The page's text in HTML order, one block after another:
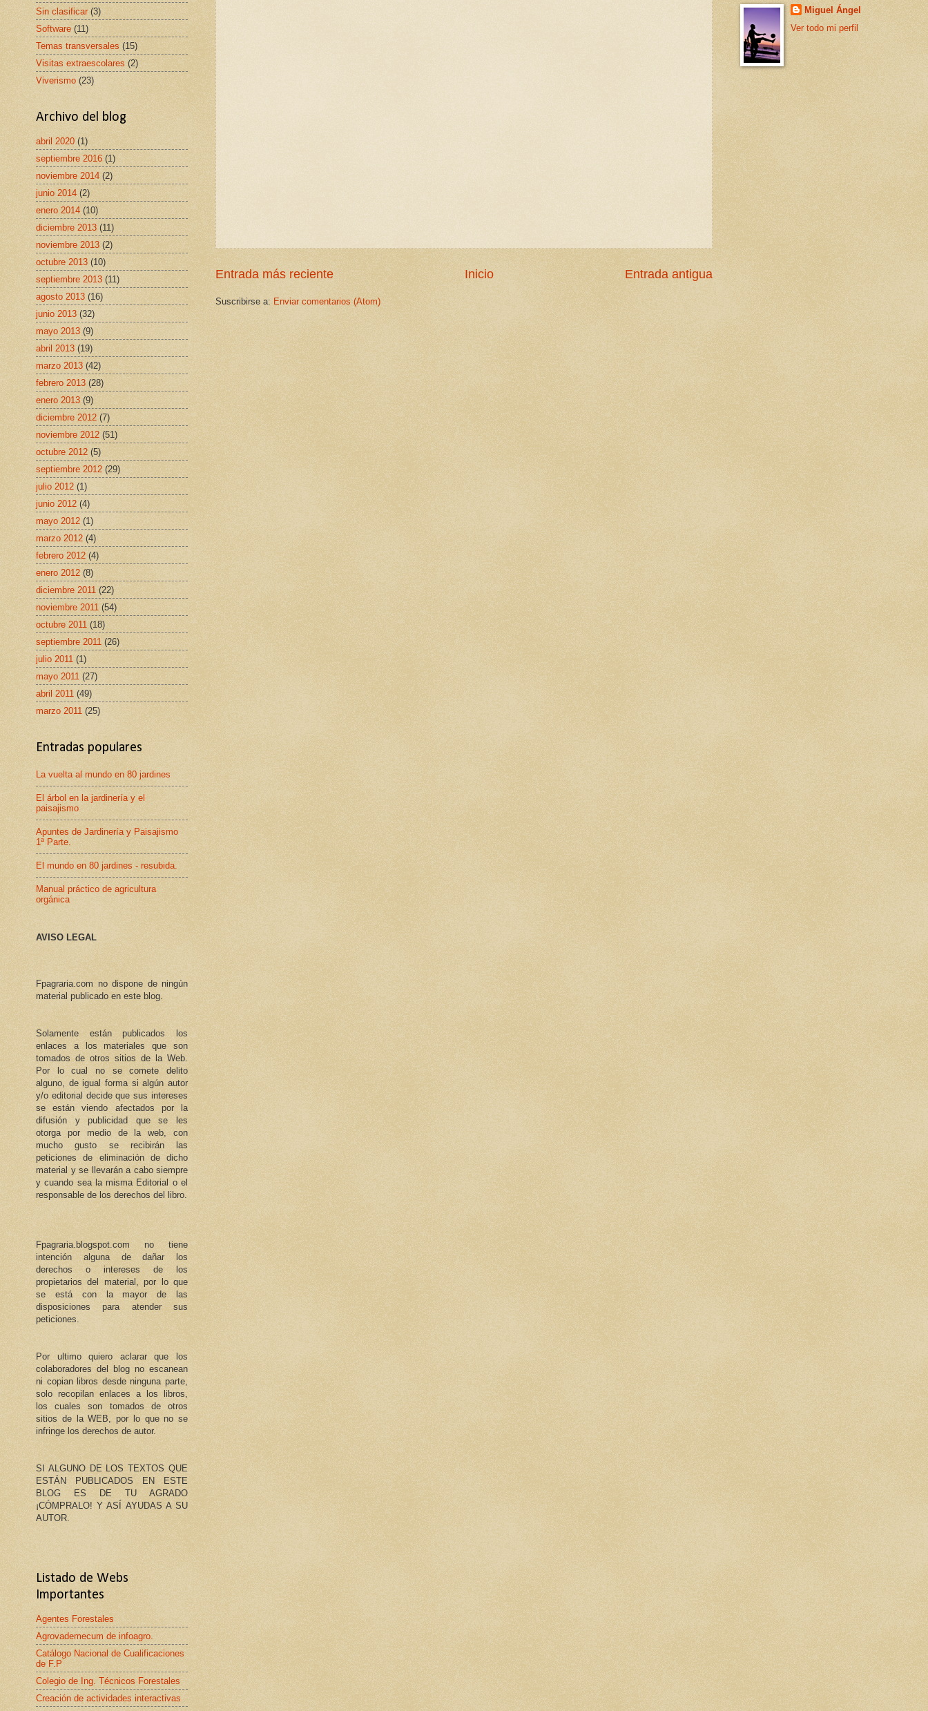
Entrada más reciente Entrada antigua
Inicio
Suscribirse a: Enviar comentarios (Atom)
Sin clasificar (3)
Software (11)
Temas transversales (15)
Visitas extraescolares (2)
Viverismo (23)
Archivo del blog
abril 2020 (1)
septiembre 2016 (1)
noviembre 2014 (2)
junio 2014 (2)
enero 2014 (10)
diciembre 2013 (11)
noviembre 2013 (2)
octubre 2013 (10)
septiembre 2013 (11)
agosto 2013 (16)
junio 2013 (32)
mayo 2013 (9)
abril 2013 (19)
marzo 2013 (42)
febrero 2013 (28)
enero 2013 (9)
diciembre 2012 (7)
noviembre 2012 (51)
octubre 2012 (5)
septiembre 2012 (29)
julio 2012 (1)
junio 2012 (4)
mayo 2012 (1)
marzo 2012 (4)
febrero 2012 (4)
enero 2012 (8)
diciembre 2011 (22)
noviembre 2011 (54)
octubre 2011 (18)
septiembre 2011 (26)
julio 2011 (1)
mayo 2011 (27)
abril 2011 (49)
marzo 2011 (25)
Entradas populares
La vuelta al mundo en 80 jardines
El árbol en la jardinería y el
paisajismo
Apuntes de Jardinería y Paisajismo
1ª Parte.
El mundo en 80 jardines - resubida.
Manual práctico de agricultura
orgánica
AVISO LEGAL
Fpagraria.com no dispone de ningún
material publicado en este blog.
Solamente están publicados los
enlaces a los materiales que son
tomados de otros sitios de la Web.
Por lo cual no se comete delito
alguno, de igual forma si algún autor
y/o editorial decide que sus intereses
se están viendo afectados por la
difusión y publicidad que se les
otorga por medio de la web, con
mucho gusto se recibirán las
peticiones de eliminación de dicho
material y se llevarán a cabo siempre
y cuando sea la misma Editorial o el
responsable de los derechos del libro.
Fpagraria.blogspot.com no tiene
intención alguna de dañar los
derechos o intereses de los
propietarios del material, por lo que
se está con la mayor de las
disposiciones para atender sus
peticiones.
Por ultimo quiero aclarar que los
colaboradores del blog no escanean
ni copian libros desde ninguna parte,
solo recopilan enlaces a los libros,
los cuales son tomados de otros
sitios de la WEB, por lo que no se
infringe los derechos de autor.
SI ALGUNO DE LOS TEXTOS QUE
ESTÁN PUBLICADOS EN ESTE
BLOG ES DE TU AGRADO
¡CÓMPRALO! Y ASÍ AYUDAS A SU
AUTOR.
Listado de Webs
Importantes
Agentes Forestales
Agrovademecum de infoagro.
Catálogo Nacional de Cualificaciones
de F.P
Colegio de Ing. Técnicos Forestales
Creación de actividades interactivas
Miguel Ángel
Ver todo mi perfil